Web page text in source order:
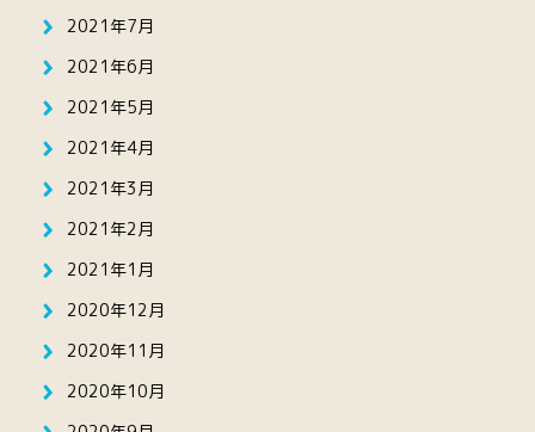
2021年7月
2021年6月
2021年5月
2021年4月
2021年3月
2021年2月
2021年1月
2020年12月
2020年11月
2020年10月